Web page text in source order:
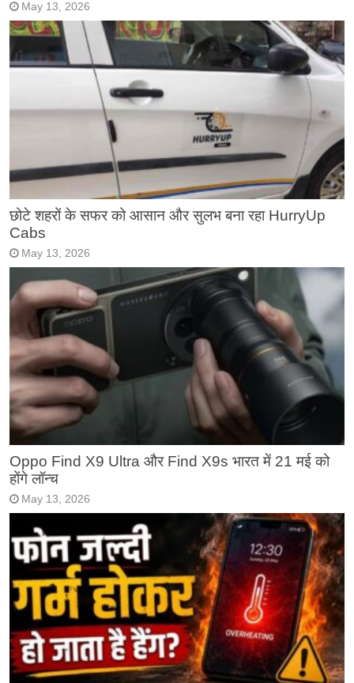
May 13, 2026
छोटे शहरों के सफर को आसान और सुलभ बना रहा HurryUp
Cabs
May 13, 2026
Oppo Find X9 Ultra और Find X9s भारत में 21 मई को
होंगे लॉन्च
May 13, 2026